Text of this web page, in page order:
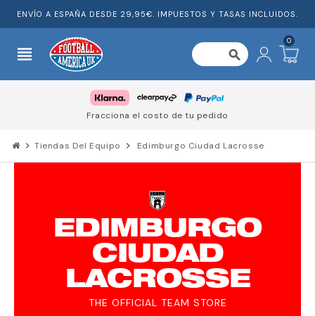
ENVÍO A ESPAÑA DESDE 29,95€. IMPUESTOS Y TASAS INCLUIDOS.
view_headline search
0
Fracciona el costo de tu pedido
chevron_right Tiendas Del Equipo chevron_right Edimburgo Ciudad Lacrosse
EDIMBURGO
CIUDAD
LACROSSE
THE OFFICIAL TEAM STORE